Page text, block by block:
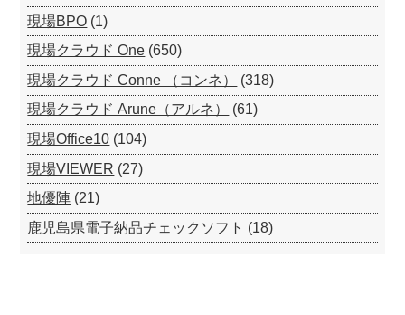
現場BPO (1)
現場クラウド One (650)
現場クラウド Conne （コンネ）
(318)
現場クラウド Arune（アルネ）
(61)
現場Office10 (104)
現場VIEWER (27)
地優陣 (21)
鹿児島県電子納品チェックソフト (18)